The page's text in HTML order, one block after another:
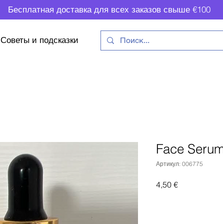
Бесплатная доставка для всех заказов свыше €100
Советы и подсказки
Face
Артикул: 006775
4,50 €Цена